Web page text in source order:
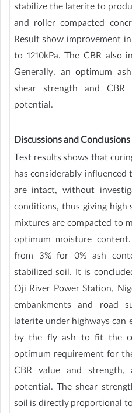
stabilize the laterite to
and roller compacted
Result show improvement
to 1210kPa. The CBR also
Generally, an optimum
shear strength and
potential.
Discussions and Conclusions
Test results shows that
has considerably influenced
are intact, without
conditions, thus giving high
mixtures are compacted to
optimum moisture
from 3% for 0% ash
stabilized soil. It is
Oji River Power Station,
embankments and road
laterite under highways can
by the fly ash to fit the
optimum requirement for
CBR value and strength,
potential. The shear
soil is directly proportional